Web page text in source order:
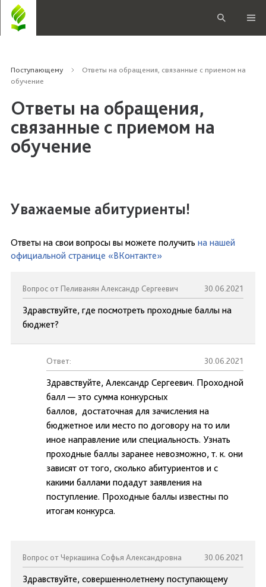
Поступающему
Ответы на обращения, связанные с приемом на
обучение
Ответы на обращения,
связанные с приемом на
обучение
Уважаемые абитуриенты!
Ответы на свои вопросы вы можете получить на нашей
официальной странице «ВКонтакте»
Вопрос от Пеливанян Александр Сергеевич 30.06.2021
Здравствуйте, где посмотреть проходные баллы на
бюджет?
Ответ: 30.06.2021
Здравствуйте, Александр Сергеевич. Проходной
балл — это сумма конкурсных
баллов, достаточная для зачисления на
бюджетное или место по договору на то или
иное направление или специальность. Узнать
проходные баллы заранее невозможно, т. к. они
зависят от того, сколько абитуриентов и с
какими баллами подадут заявления на
поступление. Проходные баллы известны по
итогам конкурса.
Вопрос от Черкашина Софья Александровна 30.06.2021
Здравствуйте, совершеннолетнему поступающему